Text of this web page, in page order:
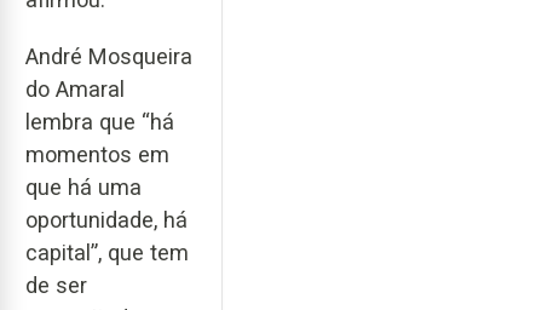
André Mosqueira
do Amaral
lembra que “há
momentos em
que há uma
oportunidade, há
capital”, que tem
de ser